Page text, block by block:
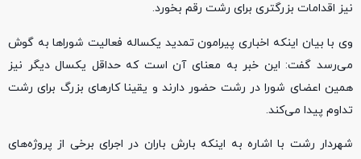
نیز اقدامات بزرگتری برای رشت رقم بخورد.
وی با بیان اینکه اخباری پیرامون تمدید یکساله فعالیت شوراها به گوش
می‌رسد گفت: این خبر به معنای آن است که حداقل یکسال دیگر نیز
همین اعضای شورا در رشت حضور دارند و یقینا کارهای بزرگ برای رشت
تداوم پیدا می‌کند.
شهردار رشت با اشاره به اینکه بارش باران در اجرای برخی از پروژه‌های